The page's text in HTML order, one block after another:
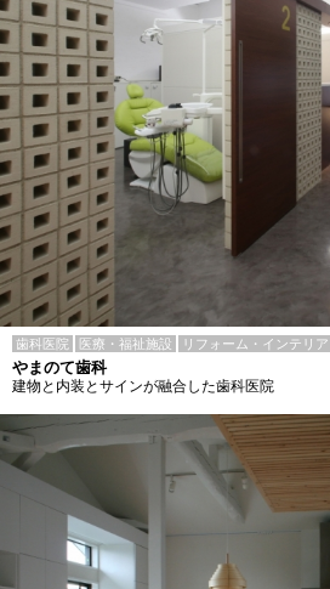
歯科医院 医療・福祉施設 リフォーム・インテリア
やまのて歯科
建物と内装とサインが融合した歯科医院